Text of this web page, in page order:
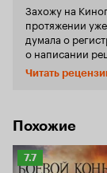
Захожу на
протяжении
думала о
о написании рецензии.
ветер” наконец-то подтолкнул меня к
шагу. Люди, которые не имеют прямого
смысл, но я –
изнутри
нежелание
Читать
Похожие
Рейтинг
7.7